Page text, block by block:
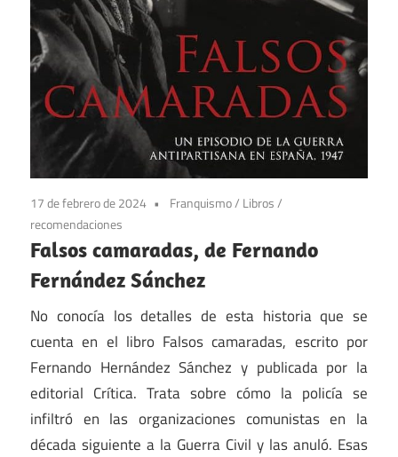
17 de febrero de 2024 Franquismo/ Libros/
recomendaciones
Falsos camaradas, de Fernando
Fernández Sánchez
No conocía los detalles de esta historia que se
cuenta en el libro Falsos camaradas, escrito por
Fernando Hernández Sánchez y publicada por la
editorial Crítica. Trata sobre cómo la policía se
infiltró en las organizaciones comunistas en la
década siguiente a la Guerra Civil y las anuló. Esas